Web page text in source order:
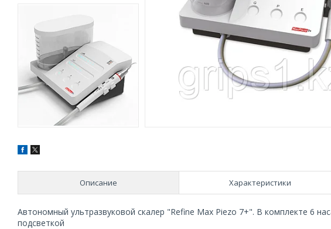
Описание Характеристики
Автономный ультразвуковой скалер "Refine Max Piezo 7+". В комплекте 6
подсветкой